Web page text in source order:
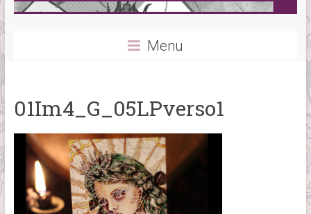
Menu
01Im4_G_05LPverso1